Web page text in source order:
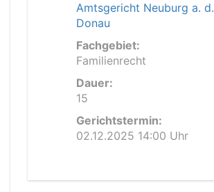
Amtsgericht Neuburg a. d.
Donau
Fachgebiet:
Familienrecht
Dauer:
15
Gerichtstermin:
02.12.2025 14:00 Uhr